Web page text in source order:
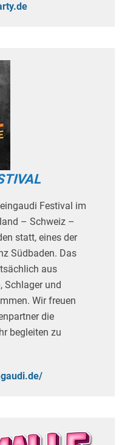
Festival im
– Schweiz –
statt, eines der
Südbaden. Das
aus
Schlager und
Wir freuen
die
begleiten zu